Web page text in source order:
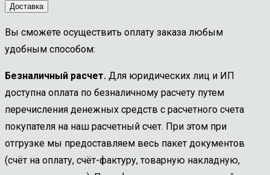
Доставка
Вы сможете осуществить оплату заказа любым
удобным способом:
Безналичный расчет. Для юридических лиц и ИП
доступна оплата по безналичному расчету путем
перечисления денежных средств с расчетного счета
покупателя на наш расчетный счет. При этом при
отгрузке мы предоставляем весь пакет документов
(счёт на оплату, счёт-фактуру, товарную накладную,